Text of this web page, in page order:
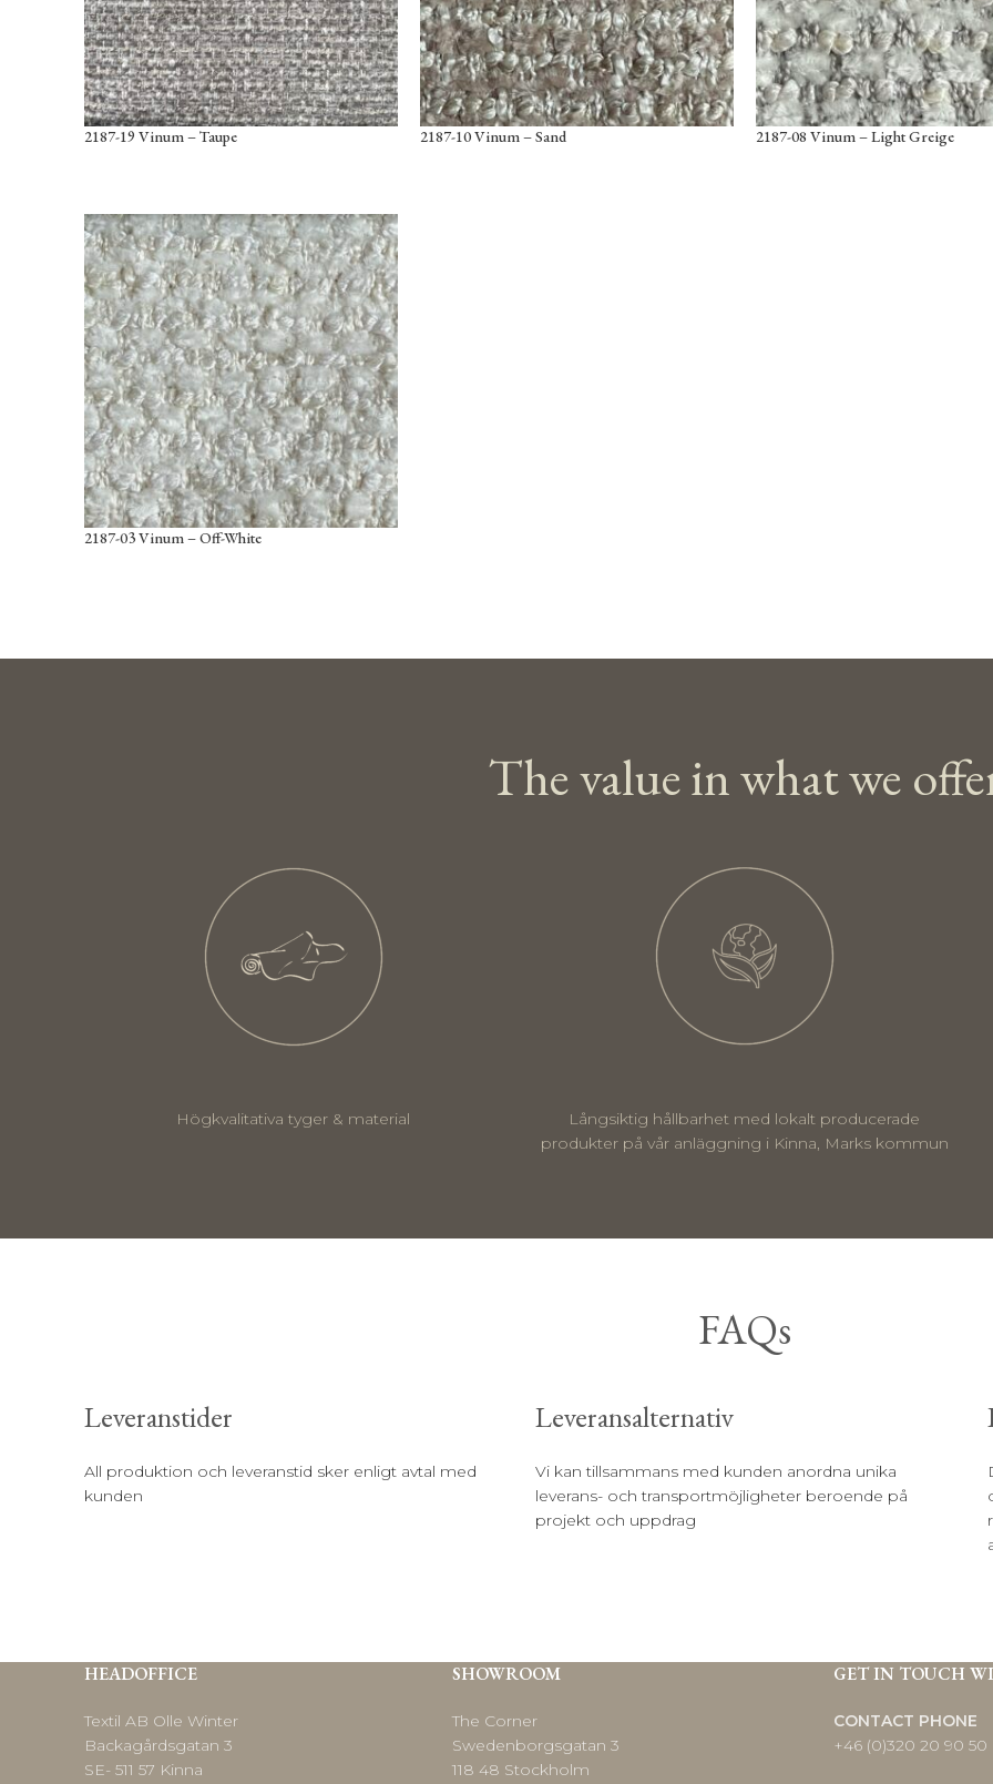
2187-19 Vinum – Taupe 2187-10 Vinum – Sand 2187-08 Vinum – Light Greige
2187-03 Vinum – Off-White
The value in what we
Högkvalitativa tyger & material
Långsiktig hållbarhet med lokalt producerade
produkter på vår anläggning i Kinna, Marks kommun
FAQs
Leveranstider
All produktion och leveranstid sker enligt avtal med
kunden
Leveransalternativ
Vi kan tillsammans med kunden anordna unika
leverans- och transportmöjligheter beroende på
projekt och uppdrag
HEADOFFICE
Textil AB Olle Winter
Backagårdsgatan 3
SE- 511 57 Kinna
SHOWROOM
The Corner
Swedenborgsgatan 3
118 48 Stockholm
GET IN TOUCH
CONTACT PHONE
+46 (0)320 20 90 50